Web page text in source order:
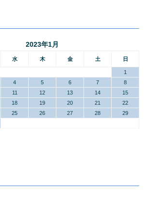
2023年1月
水 木 金 土 日
1
4 5 6 7
8
11 12 13 14
15
18 19 20 21
22
25 26 27 28
29